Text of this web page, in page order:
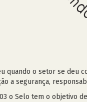
quando o setor se deu
a segurança,
o Selo tem o objetivo